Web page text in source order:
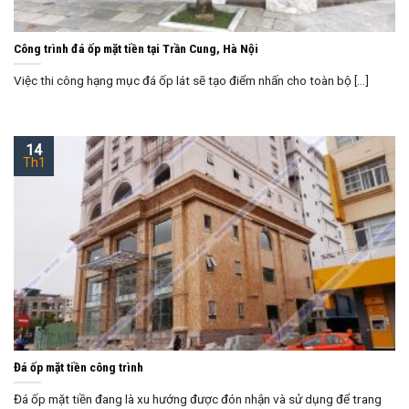
Công trình đá ốp mặt tiền tại Trần Cung, Hà Nội
Việc thi công hạng mục đá ốp lát sẽ tạo điểm nhấn cho toàn bộ [...]
Đá ốp mặt tiền công trình
Đá ốp mặt tiền đang là xu hướng được đón nhận và sử dụng để trang
14
Th1